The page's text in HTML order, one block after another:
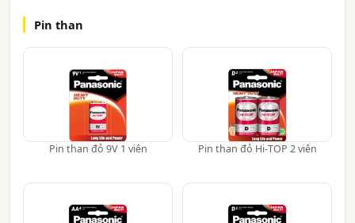
Pin than
Pin than đỏ 9V 1 viên Pin than đỏ Hi-TOP 2 viên